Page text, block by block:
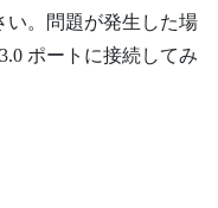
い。問題が発生した場
ポートに接続してみ